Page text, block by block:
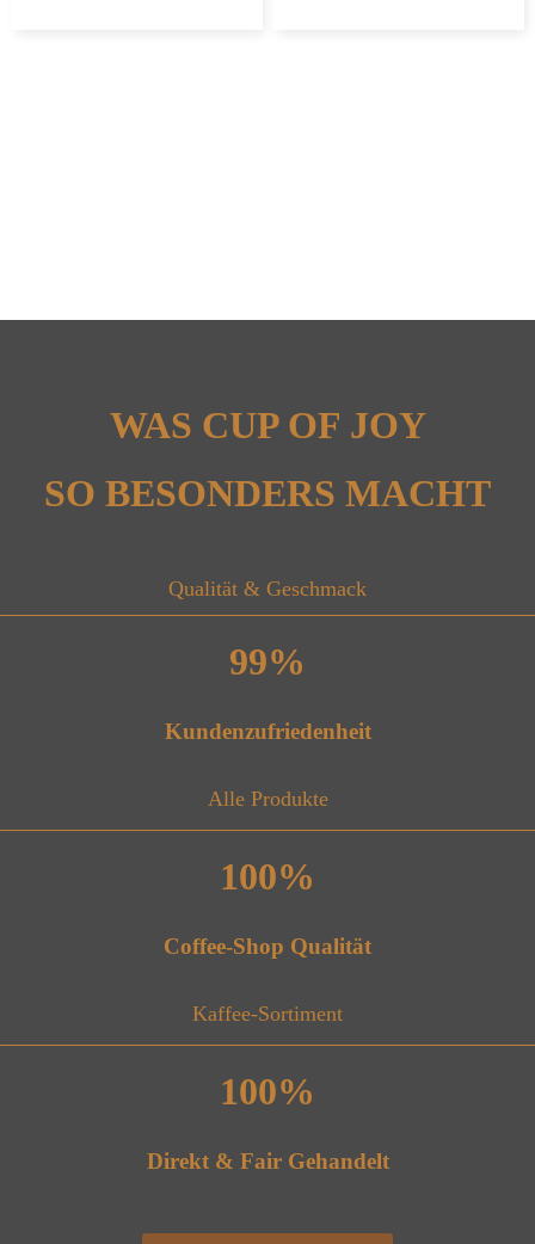
WAS CUP OF JOY
SO BESONDERS MACHT
Qualität & Geschmack
99%
Kundenzufriedenheit
Alle Produkte
100%
Coffee-Shop Qualität
Kaffee-Sortiment
100%
Direkt & Fair Gehandelt